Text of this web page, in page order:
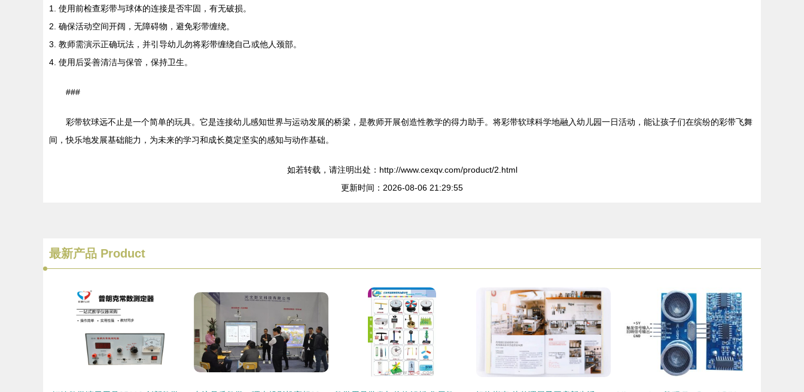
1. 使用前检查彩带与球体的连接是否牢固，有无破损。
2. 确保活动空间开阔，无障碍物，避免彩带缠绕。
3. 教师需演示正确玩法，并引导幼儿勿将彩带缠绕自己或他人颈部。
4. 使用后妥善清洁与保管，保持卫生。
###
彩带软球远不止是一个简单的玩具。它是连接幼儿感知世界与运动发展的桥梁，是教师开展创造性教学的得力助手。将彩带软球科学地融入幼儿园一日活动，能让孩子们在缤纷的彩带飞舞
间，快乐地发展基础能力，为未来的学习和成长奠定坚实的感知与动作基础。
如若转载，请注明出处：http://www.cexqv.com/product/2.html
更新时间：2026-08-06 21:29:55
最新产品 Product